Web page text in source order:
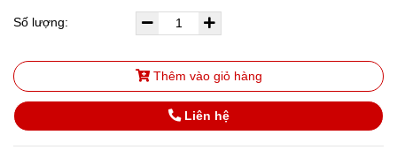
Số lượng:
Thêm vào giỏ hàng
Liên hệ